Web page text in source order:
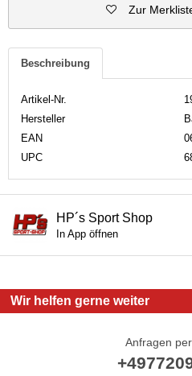
Zur
Beschreibung
Artikel-Nr.
Hersteller
EAN
UPC
HP´s Sport Shop
In App öffnen
Wir helfen gerne weiter
Anfragen